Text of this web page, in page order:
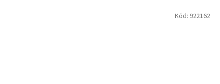
Kód: 922162